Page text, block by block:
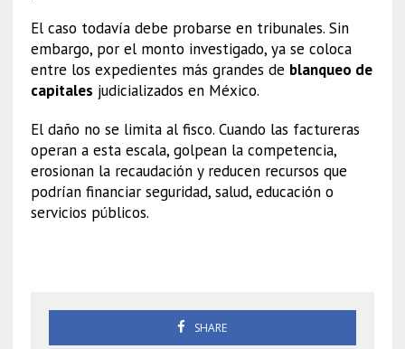
El caso todavía debe probarse en tribunales. Sin
embargo, por el monto investigado, ya se coloca
entre los expedientes más grandes de blanqueo de
capitales judicializados en México.
El daño no se limita al fisco. Cuando las factureras
operan a esta escala, golpean la competencia,
erosionan la recaudación y reducen recursos que
podrían financiar seguridad, salud, educación o
servicios públicos.
SHARE